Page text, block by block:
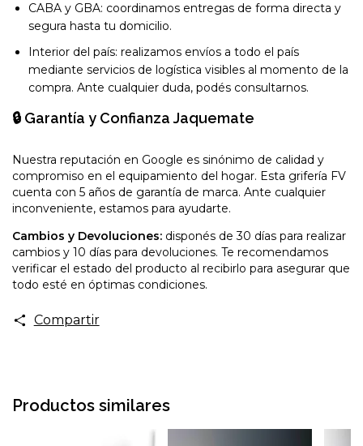
CABA y GBA: coordinamos entregas de forma directa y
segura hasta tu domicilio.
Interior del país: realizamos envíos a todo el país
mediante servicios de logística visibles al momento de la
compra. Ante cualquier duda, podés consultarnos.
🔒 Garantía y Confianza Jaquemate
Nuestra reputación en Google es sinónimo de calidad y
compromiso en el equipamiento del hogar. Esta grifería FV
cuenta con 5 años de garantía de marca. Ante cualquier
inconveniente, estamos para ayudarte.
Cambios y Devoluciones: disponés de 30 días para realizar
cambios y 10 días para devoluciones. Te recomendamos
verificar el estado del producto al recibirlo para asegurar que
todo esté en óptimas condiciones.
Compartir
Productos similares